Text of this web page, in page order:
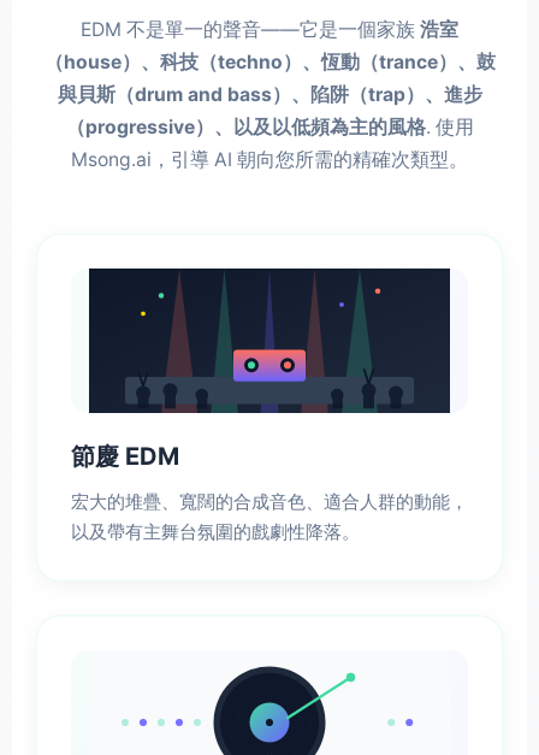
EDM 不是單一的聲音——它是一個家族 浩室
（house）、科技（techno）、恆動（trance）、鼓
與貝斯（drum and bass）、陷阱（trap）、進步
（progressive）、以及以低頻為主的風格. 使用
Msong.ai，引導 AI 朝向您所需的精確次類型。
節慶 EDM
宏大的堆疊、寬闊的合成音色、適合人群的動能，
以及帶有主舞台氛圍的戲劇性降落。